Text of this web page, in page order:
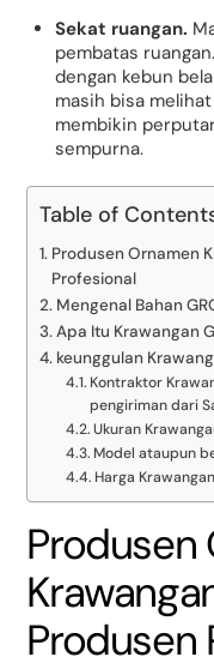
Sekat ruangan.
pembatas
dengan kebun
masih bisa
membikin
sempurna.
Table of
Produsen Ornamen
Profesional
Mengenal Bahan
Apa Itu Krawangan
keunggulan
Kontraktor
pengiriman dari
Ukuran
Model ataupun
Harga
Produsen
Produsen